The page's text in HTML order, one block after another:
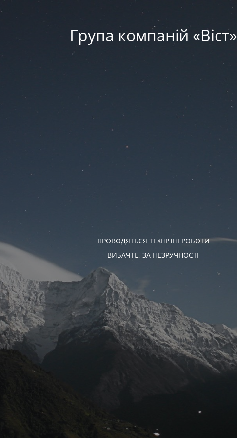
Група компаній «‎Віст»‎
ПРОВОДЯТЬСЯ ТЕХНІЧНІ РОБОТИ
ВИБАЧТЕ, ЗА НЕЗРУЧНОСТІ